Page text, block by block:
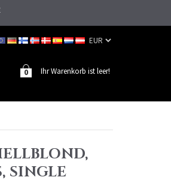
Ihr Warenkorb ist leer!
0
SINGLE